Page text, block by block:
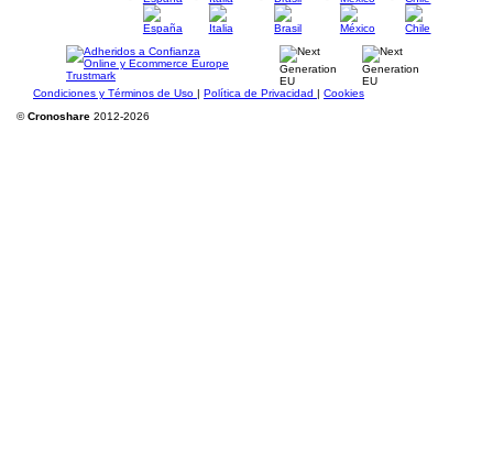
Condiciones y Términos de Uso | Política de Privacidad | Cookies
©Cronoshare 2012-2026